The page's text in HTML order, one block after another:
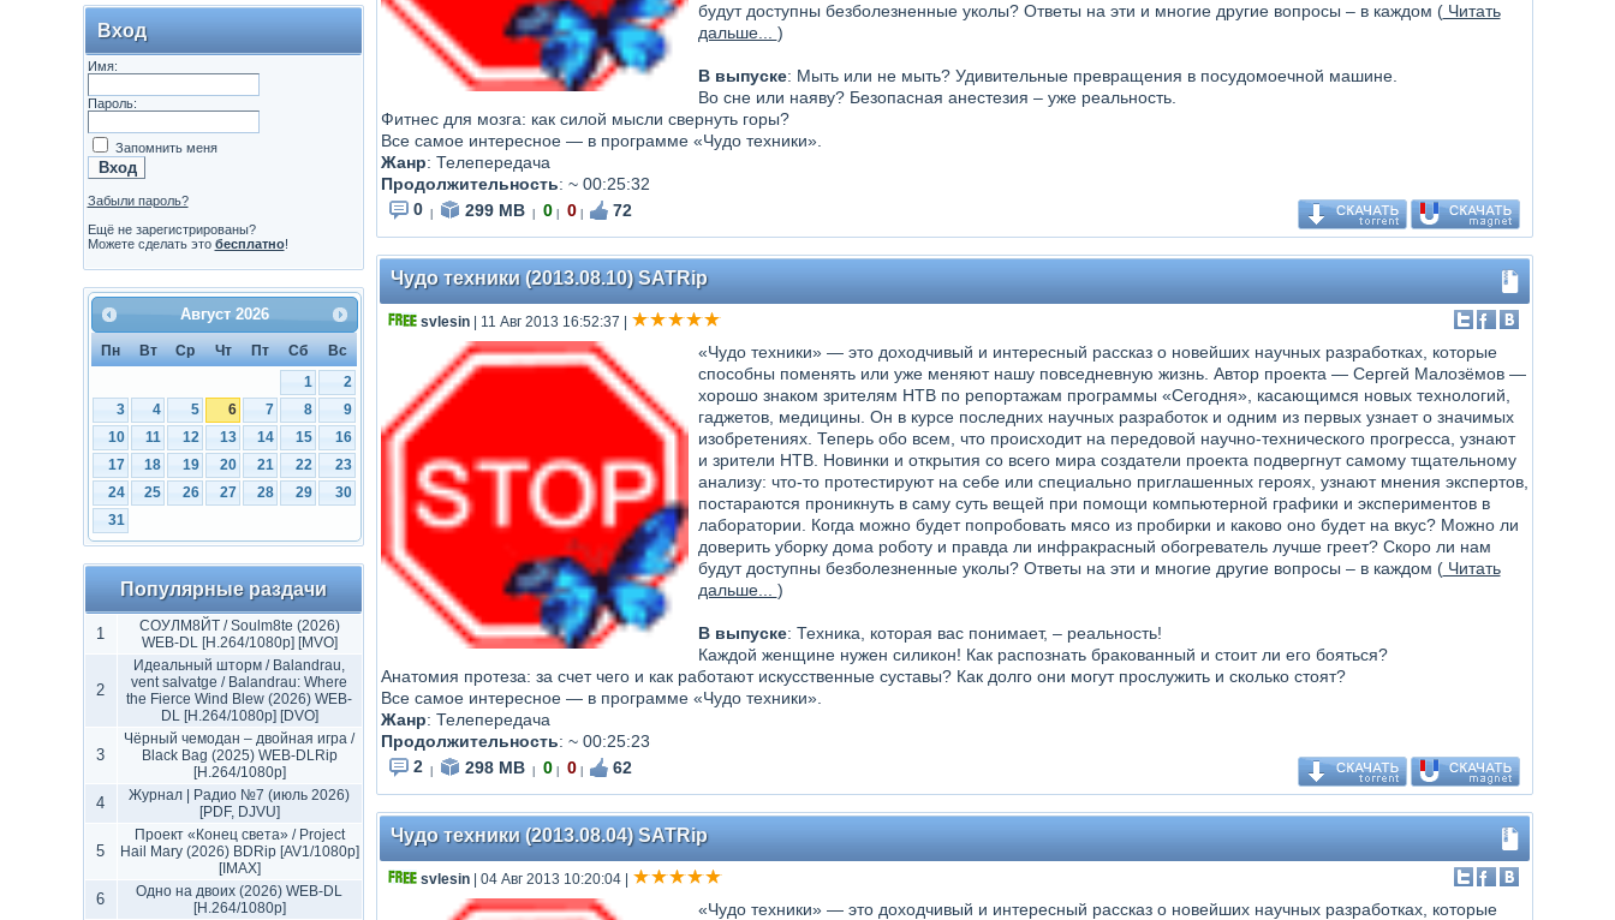
Вход
Имя:
Пароль:
Запомнить меня
Забыли пароль?
Ещё не зарегистрированы?
Можете сделать это бесплатно!
Август 2026
Пн Вт Ср Чт Пт Сб
Вс
1
2
3
4 5 6 7 8
9
10
11 12 13 14 15
16
17
18 19 20 21 22
23
24
25 26 27 28 29
30
31
Популярные раздачи
1
СОУЛМ8ЙТ / Soulm8te (2026)
WEB-DL [H.264/1080p] [MVO]
2
Идеальный шторм / Balandrau,
vent salvatge / Balandrau: Where
the Fierce Wind Blew (2026) WEB-
DL [H.264/1080p] [DVO]
3
Чёрный чемодан – двойная игра /
Black Bag (2025) WEB-DLRip
[H.264/1080p]
4
Журнал | Радио №7 (июль 2026)
[PDF, DJVU]
5
Проект «Конец света» / Project
Hail Mary (2026) BDRip [AV1/1080p]
[IMAX]
6
Одно на двоих (2026) WEB-DL
[H.264/1080p]
будут доступны безболезненные уколы? Ответы на эти и многие другие вопросы – в каждом (Читать
дальше... )
В выпуске: Мыть или не мыть? Удивительные превращения в посудомоечной машине.
Во сне или наяву? Безопасная анестезия – уже реальность.
Фитнес для мозга: как силой мысли свернуть горы?
Все самое интересное — в программе «Чудо техники».
Жанр: Телепередача
Продолжительность: ~ 00:25:32
0
299 MB 0 0 72
Чудо техники (2013.08.10) SATRip
svlesin| 11 Авг 2013 16:52:37
«Чудо техники» — это доходчивый и интересный рассказ о новейших научных разработках, которые
способны поменять или уже меняют нашу повседневную жизнь. Автор проекта — Сергей Малозёмов —
хорошо знаком зрителям НТВ по репортажам программы «Сегодня», касающимся новых технологий,
гаджетов, медицины. Он в курсе последних научных разработок и одним из первых узнает о значимых
изобретениях. Теперь обо всем, что происходит на передовой научно-технического прогресса, узнают
и зрители НТВ. Новинки и открытия со всего мира создатели проекта подвергнут самому тщательному
анализу: что-то протестируют на себе или специально приглашенных героях, узнают мнения экспертов,
постараются проникнуть в саму суть вещей при помощи компьютерной графики и экспериментов в
лаборатории. Когда можно будет попробовать мясо из пробирки и каково оно будет на вкус? Можно ли
доверить уборку дома роботу и правда ли инфракрасный обогреватель лучше греет? Скоро ли нам
будут доступны безболезненные уколы? Ответы на эти и многие другие вопросы – в каждом (Читать
дальше... )
В выпуске: Техника, которая вас понимает, – реальность!
Каждой женщине нужен силикон! Как распознать бракованный и стоит ли его бояться?
Анатомия протеза: за счет чего и как работают искусственные суставы? Как долго они могут прослужить и сколько стоят?
Все самое интересное — в программе «Чудо техники».
Жанр: Телепередача
Продолжительность: ~ 00:25:23
2
298 MB 0 0 62
Чудо техники (2013.08.04) SATRip
svlesin| 04 Авг 2013 10:20:04|
«Чудо техники» — это доходчивый и интересный рассказ о новейших научных разработках, которые